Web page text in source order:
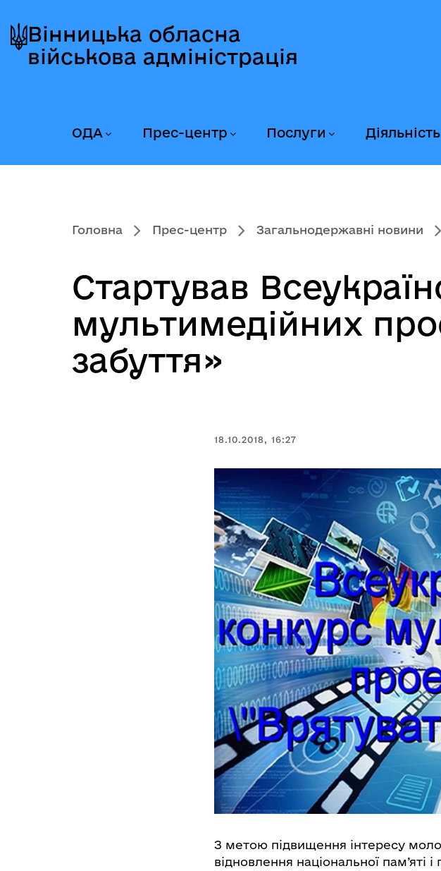
до
головного
до
головного
вмісту
до
головного
колонтитула
Вінницька обласна
військова адміністрація
ОДА Прес-центр Послуги Діяльність
Головна Прес-центр Загальнодержавні новини
Стартував
мультимедійних
забуття»
18.10.2018, 16:27
З метою підвищення інтересу
відновлення національної